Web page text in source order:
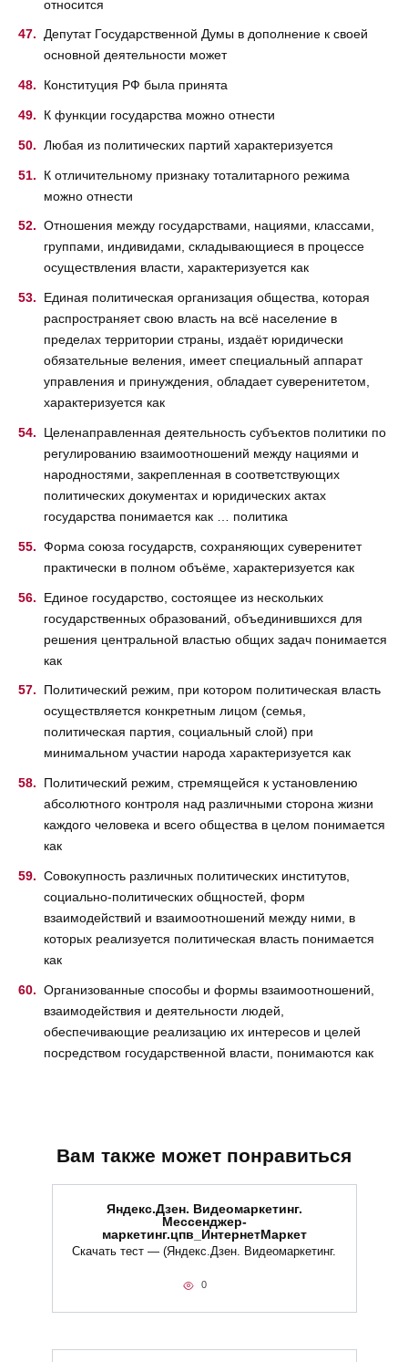
относится
Депутат Государственной Думы в дополнение к своей
основной деятельности может
Конституция РФ была принята
К функции государства можно отнести
Любая из политических партий характеризуется
К отличительному признаку тоталитарного режима
можно отнести
Отношения между государствами, нациями, классами,
группами, индивидами, складывающиеся в процессе
осуществления власти, характеризуется как
Единая политическая организация общества, которая
распространяет свою власть на всё население в
пределах территории страны, издаёт юридически
обязательные веления, имеет специальный аппарат
управления и принуждения, обладает суверенитетом,
характеризуется как
Целенаправленная деятельность субъектов политики по
регулированию взаимоотношений между нациями и
народностями, закрепленная в соответствующих
политических документах и юридических актах
государства понимается как … политика
Форма союза государств, сохраняющих суверенитет
практически в полном объёме, характеризуется как
Единое государство, состоящее из нескольких
государственных образований, объединившихся для
решения центральной властью общих задач понимается
как
Политический режим, при котором политическая власть
осуществляется конкретным лицом (семья,
политическая партия, социальный слой) при
минимальном участии народа характеризуется как
Политический режим, стремящейся к установлению
абсолютного контроля над различными сторона жизни
каждого человека и всего общества в целом понимается
как
Совокупность различных политических институтов,
социально-политических общностей, форм
взаимодействий и взаимоотношений между ними, в
которых реализуется политическая власть понимается
как
Организованные способы и формы взаимоотношений,
взаимодействия и деятельности людей,
обеспечивающие реализацию их интересов и целей
посредством государственной власти, понимаются как
Вам также может понравиться
Яндекс.Дзен. Видеомаркетинг.
Мессенджер-
маркетинг.цпв_ИнтернетМаркет
Скачать тест — (Яндекс.Дзен. Видеомаркетинг.
0